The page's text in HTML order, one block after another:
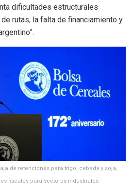
dificultades estructurales
rutas, la falta de financiamiento y
de retenciones para trigo, cebada y soja,
fiscales para sectores industriales.